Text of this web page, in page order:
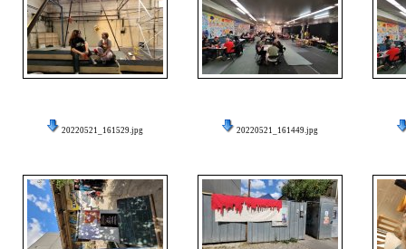
20220521_161529.jpg 20220521_161449.jpg